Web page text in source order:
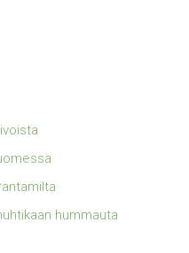
hummauta